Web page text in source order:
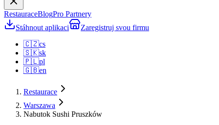
RestauraceBlogPro Partnery
Stáhnout aplikaci
Zaregistruj svou firmu
🇨🇿cs
🇸🇰sk
🇵🇱pl
🇬🇧en
Restaurace
Warszawa
Nabutok Sushi Pruszków